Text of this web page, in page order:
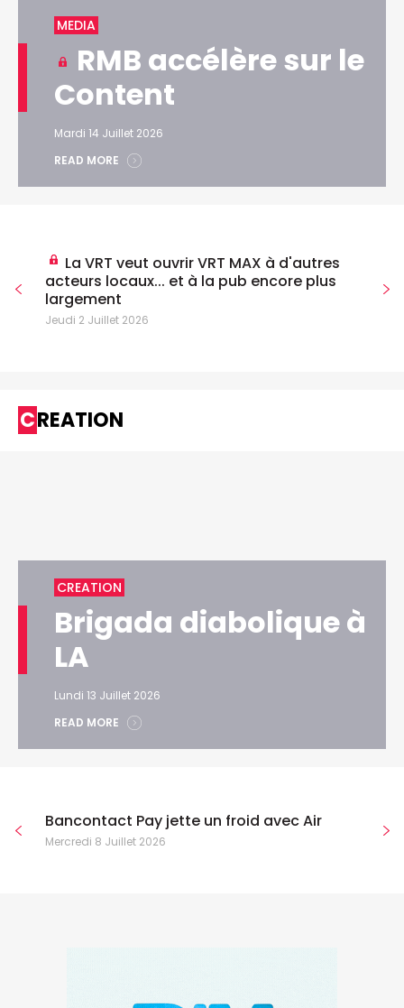
MEDIA
RMB accélère sur le
Content
Mardi 14 Juillet 2026
READ MORE
La VRT veut ouvrir VRT MAX à d'autres
acteurs locaux... et à la pub encore plus
largement
Jeudi 2 Juillet 2026
CREATION
CREATION
Brigada diabolique à
LA
Lundi 13 Juillet 2026
READ MORE
Bancontact Pay jette un froid avec Air
Mercredi 8 Juillet 2026